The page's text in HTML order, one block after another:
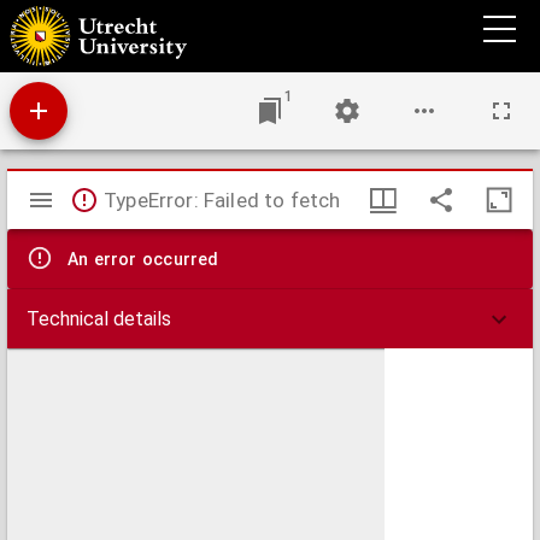
U : Utrechtse universitaire reflexen : weekblad van de Rijksuniversiteit te Utrecht.
1
Mirador
viewer
TypeError: Failed to fetch
An error occurred
Technical details